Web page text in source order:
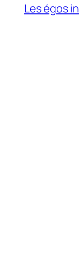
Les égos